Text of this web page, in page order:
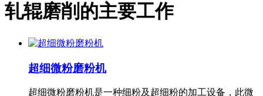
轧辊磨削的主要工作
超细微粉磨粉机
超细微粉磨粉机是一种细粉及超细粉的加工设备，此微